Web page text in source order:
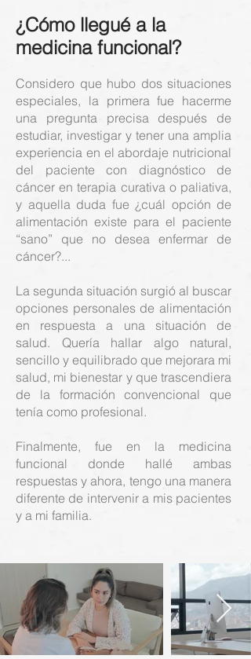
¿Cómo llegué a la
medicina funcional?
Considero que hubo dos situaciones
especiales, la primera fue hacerme
una pregunta precisa después de
estudiar, investigar y tener una amplia
experiencia en el abordaje nutricional
del paciente con diagnóstico de
cáncer en terapia curativa o paliativa,
y aquella duda fue ¿cuál opción de
alimentación existe para el paciente
“sano” que no desea enfermar de
cáncer?...
La segunda situación surgió al buscar
opciones personales de alimentación
en respuesta a una situación de
salud. Quería hallar algo natural,
sencillo y equilibrado que mejorara mi
salud, mi bienestar y que trascendiera
de la formación convencional que
tenía como profesional.
Finalmente, fue en la medicina
funcional donde hallé ambas
respuestas y ahora, tengo una manera
diferente de intervenir a mis pacientes
y a mi familia.